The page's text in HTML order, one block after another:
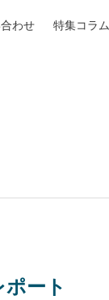
わせ 特集コラム
ート